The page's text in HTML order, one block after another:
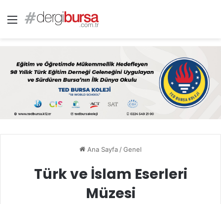
Menü
Ana Sayfa/Genel
Türk ve İslam Eserleri
Müzesi